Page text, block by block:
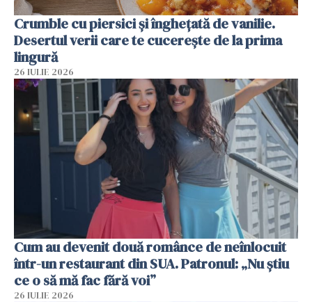
Crumble cu piersici și înghețată de vanilie.
Desertul verii care te cucerește de la prima
lingură
26 IULIE 2026
Cum au devenit două românce de neînlocuit
într-un restaurant din SUA. Patronul: „Nu știu
ce o să mă fac fără voi”
26 IULIE 2026